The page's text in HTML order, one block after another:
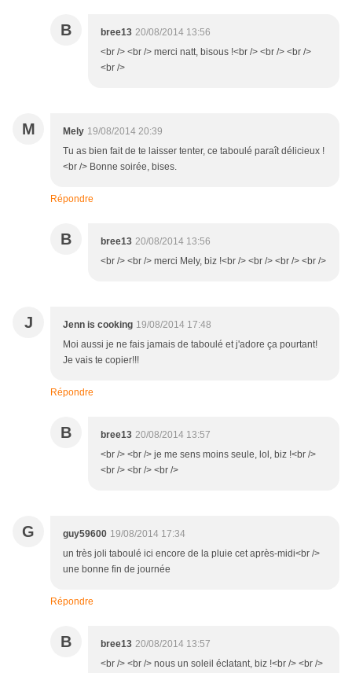
B bree13 20/08/2014 13:56
<br /> <br /> merci natt, bisous !<br /> <br /> <br />
<br />
M Mely 19/08/2014 20:39
Tu as bien fait de te laisser tenter, ce taboulé paraît délicieux !
<br /> Bonne soirée, bises.
Répondre
B bree13 20/08/2014 13:56
<br /> <br /> merci Mely, biz !<br /> <br /> <br /> <br />
J Jenn is cooking 19/08/2014 17:48
Moi aussi je ne fais jamais de taboulé et j'adore ça pourtant!
Je vais te copier!!!
Répondre
B bree13 20/08/2014 13:57
<br /> <br /> je me sens moins seule, lol, biz !<br />
<br /> <br /> <br />
G guy59600 19/08/2014 17:34
un très joli taboulé ici encore de la pluie cet après-midi<br />
une bonne fin de journée
Répondre
B bree13 20/08/2014 13:57
<br /> <br /> nous un soleil éclatant, biz !<br /> <br />